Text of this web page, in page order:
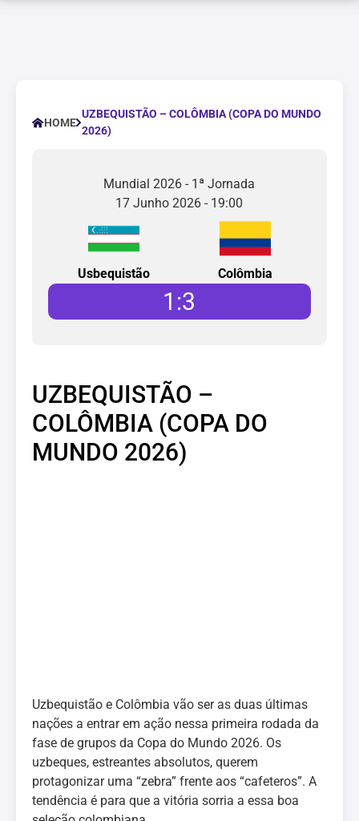
HOME
UZBEQUISTÃO – COLÔMBIA (COPA DO MUNDO
2026)
Mundial 2026 - 1ª Jornada
17 Junho 2026 - 19:00
Usbequistão Colômbia
1 :3
UZBEQUISTÃO –
COLÔMBIA (COPA DO
MUNDO 2026)
Uzbequistão e Colômbia vão ser as duas últimas
nações a entrar em ação nessa primeira rodada da
fase de grupos da Copa do Mundo 2026. Os
uzbeques, estreantes absolutos, querem
protagonizar uma “zebra” frente aos “cafeteros”. A
tendência é para que a vitória sorria a essa boa